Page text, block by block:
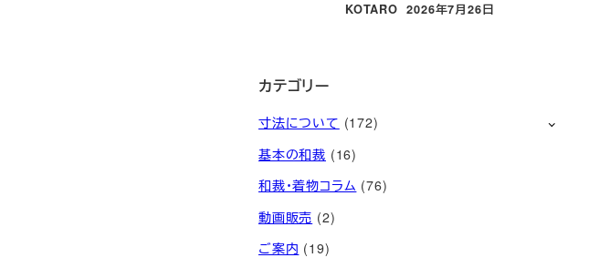
KOTARO
投稿日
2026年7月26日
カテゴリー
寸法について (172)
基本の和裁 (16)
和裁・着物コラム (76)
動画販売 (2)
ご案内 (19)